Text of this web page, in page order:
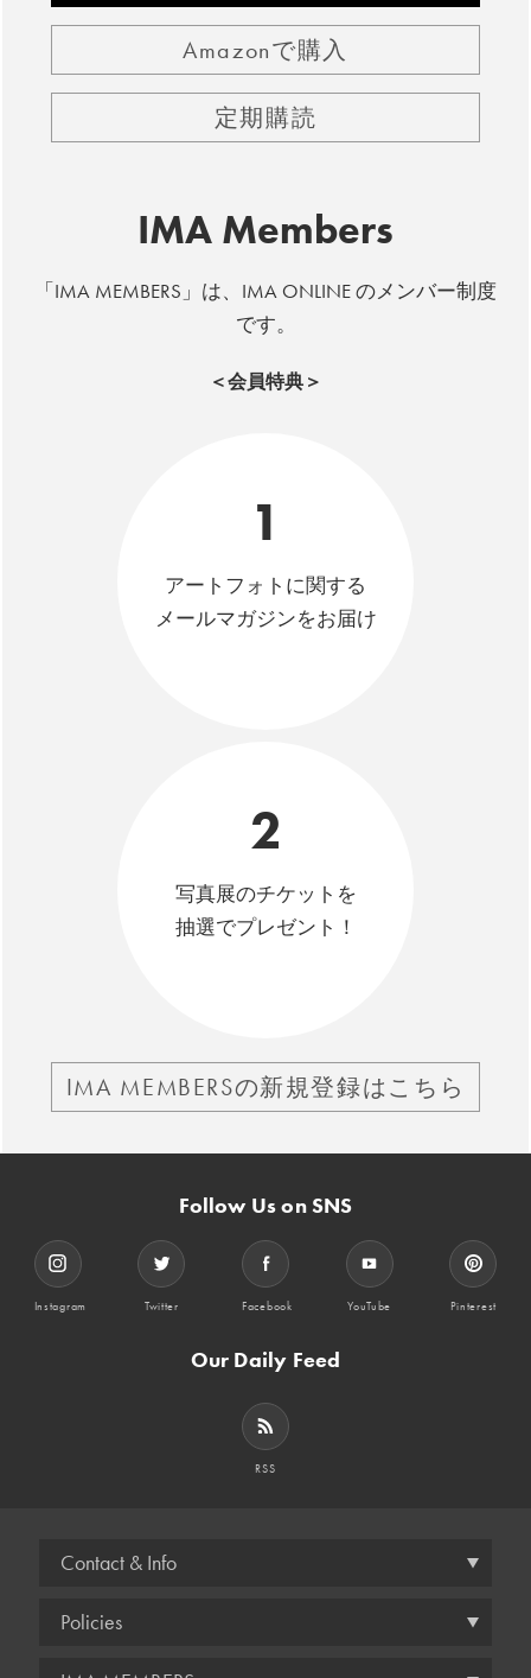
Amazonで購入
定期購読
IMA Members
「IMA MEMBERS」は、IMA ONLINE のメンバー制度
です。
＜会員特典＞
1
アートフォトに関する
メールマガジンをお届け
2
写真展のチケットを
抽選でプレゼント！
IMA MEMBERSの新規登録はこちら
Follow Us on SNS
Instagram Twitter Facebook YouTube Pinterest
Our Daily Feed
RSS
Contact & Info
Policies